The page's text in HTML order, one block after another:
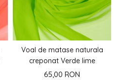
Voal de matase naturala
creponat Verde lime
65,00 RON